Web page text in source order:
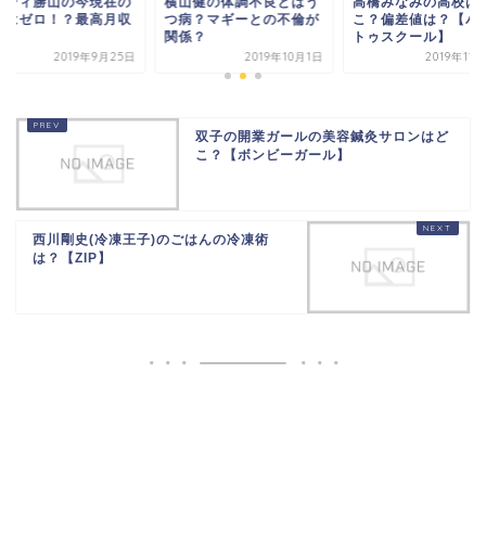
はゼロ！？最高月収
2019年9月25日
つ病？マギーとの不倫が
関係？
2019年10月1日
こ？偏差値は？【バ
トゥスクール】
2019年11
双子の開業ガールの美容鍼灸サロンはど
こ？【ボンビーガール】
西川剛史(冷凍王子)のごはんの冷凍術
は？【ZIP】